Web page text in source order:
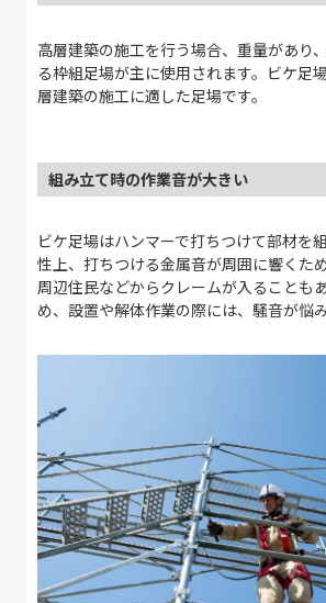
高層建築の施工を行う場合、重量があり
る枠組足場が主に使用されます。ビケ足
層建築の施工に適した足場です。
組み立て時の作業音が大きい
ビケ足場はハンマーで打ちつけて部材を
性上、打ちつける金属音が周囲に響くた
周辺住民などからクレームが入ることも
め、設置や解体作業の際には、騒音が悩